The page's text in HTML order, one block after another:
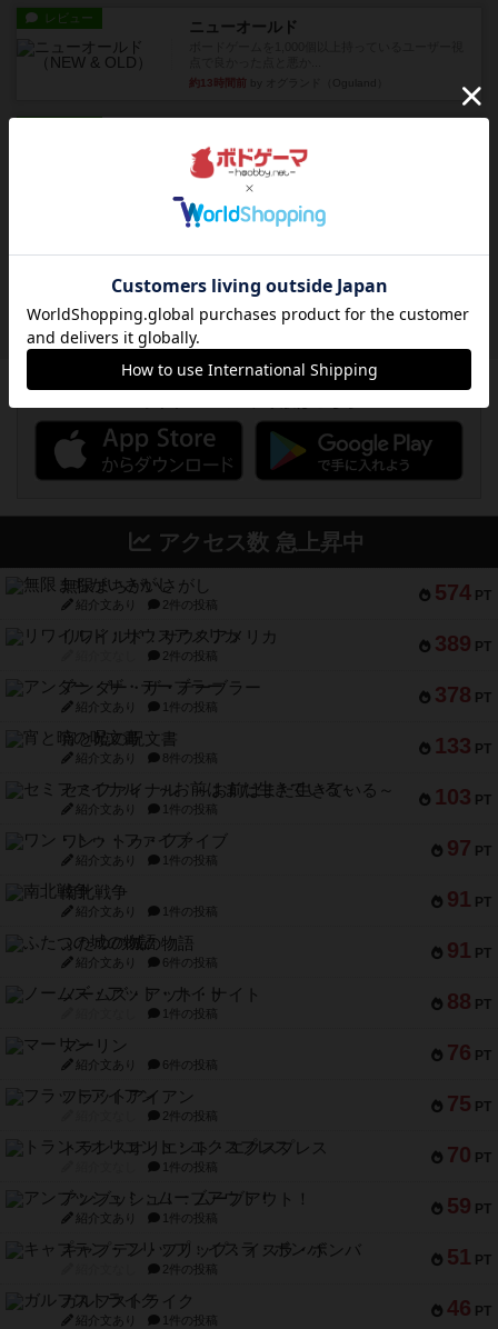
レビュー ニューオールド
約13時間前
プレイ感がしっかりしてるから、超ボードゲーム
やったなって感じ。パーティ...
約15時間前by ヒロ(新！ボードゲーム家族)
アナログ対人プレイ数回。クニツィア先生の名作
約17時間前 by おーちゃん
アクセス数 急上昇中
574 PT
無限まちがいさがし
紹介文あり 2件の投稿
389 PT
リワイルド：サウスアメリカ
2件の投稿
378 PT
アンダー・ザ・テーブラー
紹介文あり 1件の投稿
133 PT
宵と暁の呪文書
紹介文あり 8件の投稿
103 PT
セミファイナル ～お前はまだ生きている～
紹介文あり 1件の投稿
97 PT
ワン・トゥ・ファイブ
紹介文あり 1件の投稿
91 PT
南北戦争
紹介文あり 1件の投稿
91 PT
ふたつの城の物語
紹介文あり 6件の投稿
88 PT
ノームズ・アット・ナイト
1件の投稿
76 PT
マーリン
紹介文あり 6件の投稿
75 PT
フラットアイアン
2件の投稿
70 PT
トランスオリエント・エクスプレス
1件の投稿
59 PT
アンブッシュ！：ムーブアウト！
紹介文あり 1件の投稿
51 PT
キャプテン・フリップ：イスラ・ボンバ
2件の投稿
46 PT
ガルフストライク
紹介文あり 1件の投稿